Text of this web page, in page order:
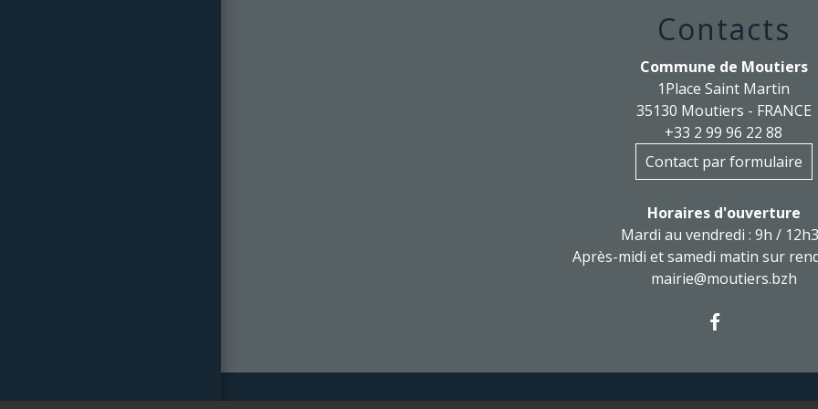
Contacts
Commune de Moutiers
1Place Saint Martin
35130 Moutiers - FRANCE
+33 2 99 96 22 88
Contact par formulaire
Horaires d'ouverture
Mardi au vendredi : 9h /
Après-midi et samedi matin sur
mairie@moutiers.bzh